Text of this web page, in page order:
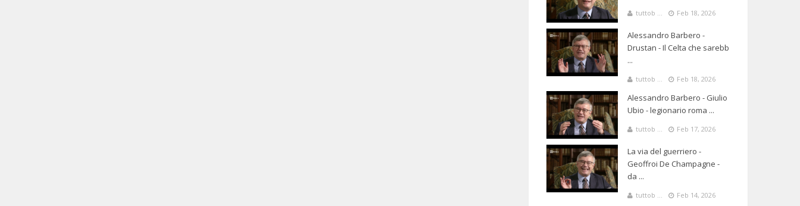
tuttob ... Feb 18, 2026
Alessandro Barbero -
Drustan - Il Celta che sarebb
...
tuttob ... Feb 18, 2026
Alessandro Barbero - Giulio
Ubio - legionario roma ...
tuttob ... Feb 17, 2026
La via del guerriero -
Geoffroi De Champagne -
da ...
tuttob ... Feb 14, 2026